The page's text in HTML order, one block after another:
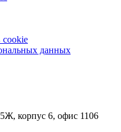
cookie
данных
корпус 6, офис 1106